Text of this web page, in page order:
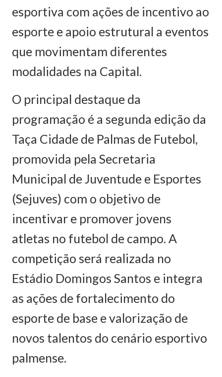
esportiva com ações de incentivo ao
esporte e apoio estrutural a eventos
que movimentam diferentes
modalidades na Capital.
O principal destaque da
programação é a segunda edição da
Taça Cidade de Palmas de Futebol,
promovida pela Secretaria
Municipal de Juventude e Esportes
(Sejuves) com o objetivo de
incentivar e promover jovens
atletas no futebol de campo. A
competição será realizada no
Estádio Domingos Santos e integra
as ações de fortalecimento do
esporte de base e valorização de
novos talentos do cenário esportivo
palmense.